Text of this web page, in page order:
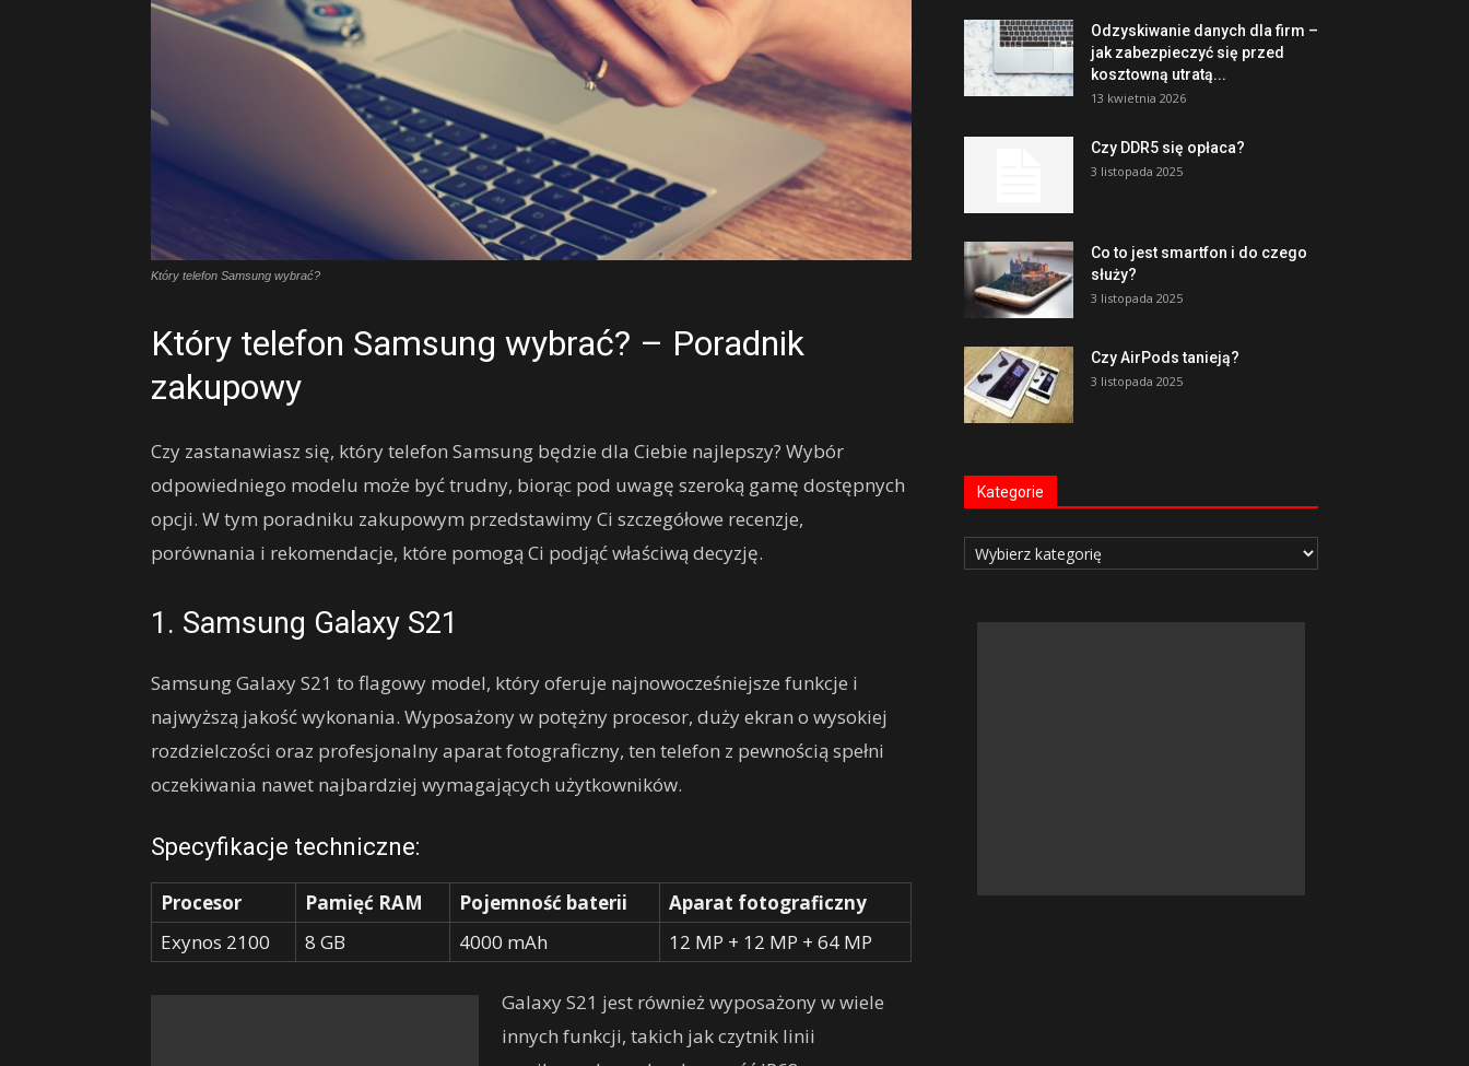
Który telefon Samsung wybrać?
Który telefon Samsung wybrać? – Poradnik
zakupowy
Czy zastanawiasz się, który telefon Samsung będzie dla Ciebie najlepszy? Wybór
odpowiedniego modelu może być trudny, biorąc pod uwagę szeroką gamę dostępnych
opcji. W tym poradniku zakupowym przedstawimy Ci szczegółowe recenzje,
porównania i rekomendacje, które pomogą Ci podjąć właściwą decyzję.
1. Samsung Galaxy S21
Samsung Galaxy S21 to flagowy model, który oferuje najnowocześniejsze funkcje i
najwyższą jakość wykonania. Wyposażony w potężny procesor, duży ekran o wysokiej
rozdzielczości oraz profesjonalny aparat fotograficzny, ten telefon z pewnością spełni
oczekiwania nawet najbardziej wymagających użytkowników.
Specyfikacje techniczne:
Procesor Pamięć RAM Pojemność baterii
Aparat fotograficzny
Exynos 2100
8 GB 4000 mAh 12 MP + 12 MP + 64 MP
Galaxy S21 jest również wyposażony w wiele
innych funkcji, takich jak czytnik linii
Odzyskiwanie danych dla firm –
jak zabezpieczyć się przed
kosztowną utratą...
13 kwietnia 2026
Czy DDR5 się opłaca?
3 listopada 2025
Co to jest smartfon i do czego
służy?
3 listopada 2025
Czy AirPods tanieją?
3 listopada 2025
Kategorie
Kategorie